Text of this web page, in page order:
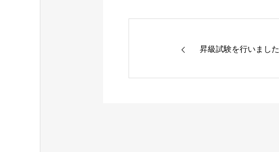
昇級試験を行いました